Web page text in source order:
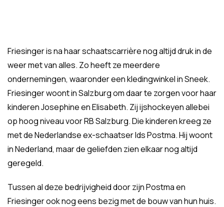
Friesinger is na haar schaatscarrière nog altijd druk in de
weer met van alles. Zo heeft ze meerdere
ondernemingen, waaronder een kledingwinkel in Sneek.
Friesinger woont in Salzburg om daar te zorgen voor haar
kinderen Josephine en Elisabeth. Zij ijshockeyen allebei
op hoog niveau voor RB Salzburg. Die kinderen kreeg ze
met de Nederlandse ex-schaatser Ids Postma. Hij woont
in Nederland, maar de geliefden zien elkaar nog altijd
geregeld.
Tussen al deze bedrijvigheid door zijn Postma en
Friesinger ook nog eens bezig met de bouw van hun huis.